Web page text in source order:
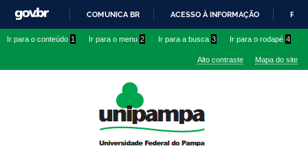
conteúdo
IR
O
COMUNICA BR ACESSO À INFORMAÇÃO
Ir para o conteúdo 1 Ir para o menu 2 Ir para a busca 3 Ir para o rodapé 4
Alto contraste Mapa do site